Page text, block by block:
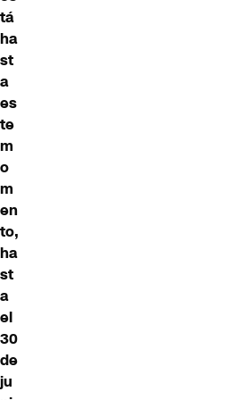
tá
ha
st
a
es
te
m
o
m
en
to,
ha
st
a
el
30
de
ju